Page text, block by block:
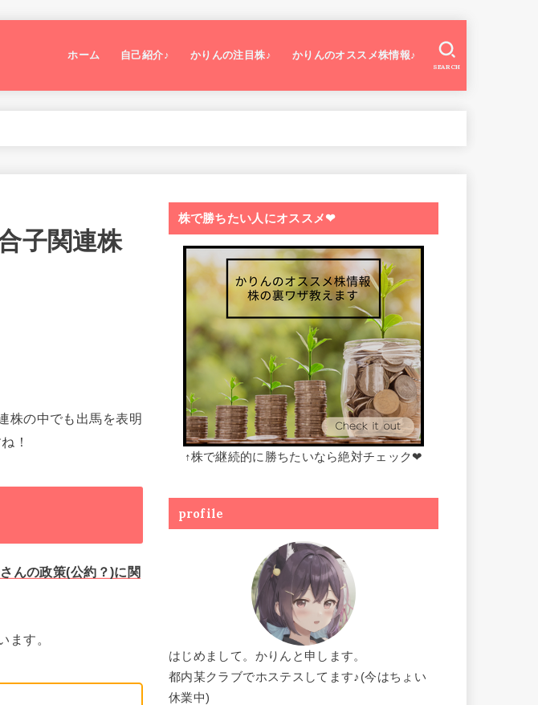
ホーム 自己紹介♪ かりんの注目株♪ かりんのオススメ株情報♪
SEARCH
子関連株
株の中でも出馬を表明
！
んの政策(公約？)に関
ます。
株で勝ちたい人にオススメ❤
↑株で継続的に勝ちたいなら絶対チェック❤
profile
はじめまして。かりんと申します。
都内某クラブでホステスしてます♪(今はちょい
休業中)